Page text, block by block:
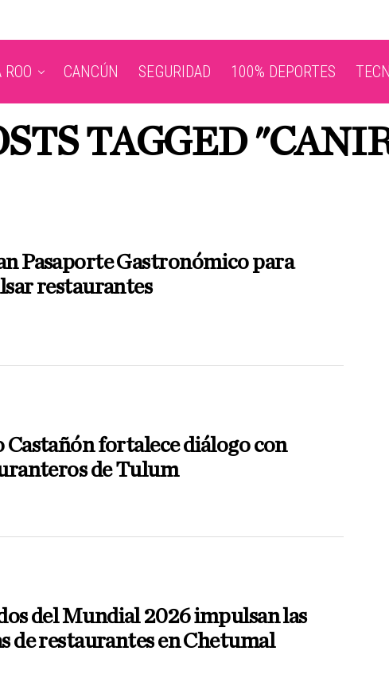
CANCÚN SEGURIDAD 100% DEPORTES
TAGGED
Pasaporte Gastronómico para
restaurantes
Castañón fortalece diálogo con
de Tulum
del Mundial 2026 impulsan las
de restaurantes en Chetumal